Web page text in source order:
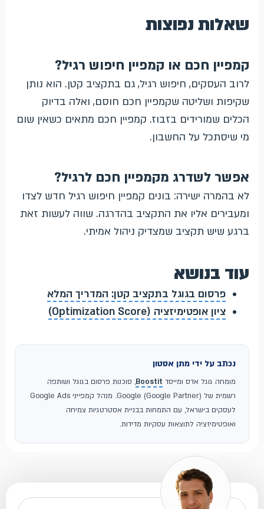
שאלות נפוצות
קמפיין חכם או קמפיין חיפוש רגיל?
לרוב העסקים, חיפוש רגיל, גם בתקציב קטן. הוא נותן
שקיפות ושליטה שקמפיין חכם חוסם, ואלה בדיוק
הכלים שמורידים בזבוז. קמפיין חכם מתאים כשאין שום
מי שיסתכל על החשבון.
אפשר לשדרג מקמפיין חכם לרגיל?
לא בהמרה ישירה: בונים קמפיין חיפוש רגיל חדש לצדו
ומעבירים אליו את התקציב בהדרגה. שווה לעשות זאת
ברגע שיש תקציב שמצדיק ניהול אמיתי.
עוד בנושא
פרסום בגוגל בתקציב קטן: המדריך המלא
ציון אופטימיזציה (Optimization Score)
נכתב על ידי מתן אסטון
מומחה גוגל אדס ומייסד Boostit, סוכנות פרסום בגוגל ושותפה
רשמית של Google (Google Partner). מנהל קמפייני Google Ads
לעסקים בישראל, עם התמחות בבניית אסטרטגיות צמיחה
ואופטימיזציה לתוצאות עסקיות מדידות.